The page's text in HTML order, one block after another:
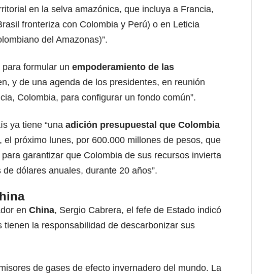
en la selva amazónica, que incluya a Francia,
fronteriza con Colombia y Perú) o en Leticia
del Amazonas)”.
formular un empoderamiento de las
y de una agenda de los presidentes, en reunión
Colombia, para configurar un fondo común”.
ya tiene “una adición presupuestal que Colombia
, el próximo lunes, por 600.000 millones de pesos, que
garantizar que Colombia de sus recursos invierta
dólares anuales, durante 20 años”.
en China, Sergio Cabrera, el fefe de Estado indicó
tienen la responsabilidad de descarbonizar sus
de gases de efecto invernadero del mundo. La